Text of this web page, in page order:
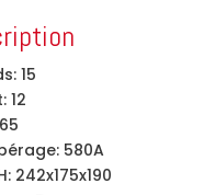
15
12
580A
242x175x190